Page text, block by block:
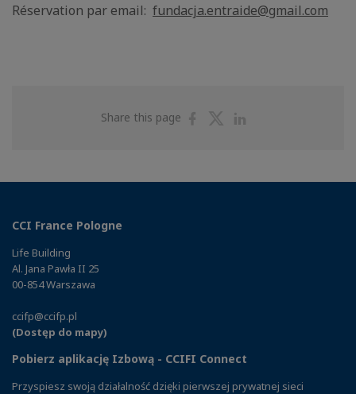
Réservation par email: fundacja.entraide@gmail.com
Share this page
ShareShare
CCI France Pologne
Life Building
Al. Jana Pawła II 25
00-854 Warszawa
ccifp@ccifp.pl
(Dostęp do mapy)
Pobierz aplikację Izbową - CCIFI Connect
Przyspiesz swoją działalność dzięki pierwszej prywatnej sieci